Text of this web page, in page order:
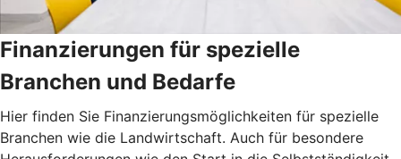
Finanzierungen für spezielle
Branchen und Bedarfe
Hier finden Sie Finanzierungsmöglichkeiten für spezielle
Branchen wie die Landwirtschaft. Auch für besondere